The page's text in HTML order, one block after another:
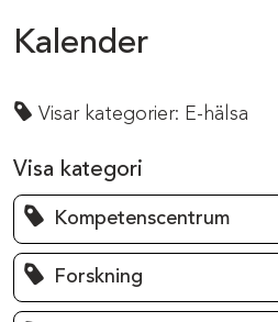
Kalender
Visar kategorier: E-hälsa
Visa kategori
Kompetenscentrum
Forskning